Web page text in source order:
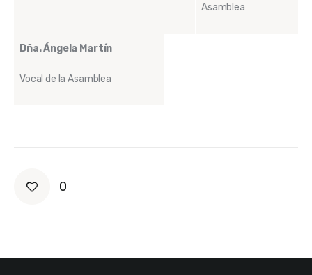
Asamblea
Dña. Ángela Martín
Vocal de la Asamblea
0